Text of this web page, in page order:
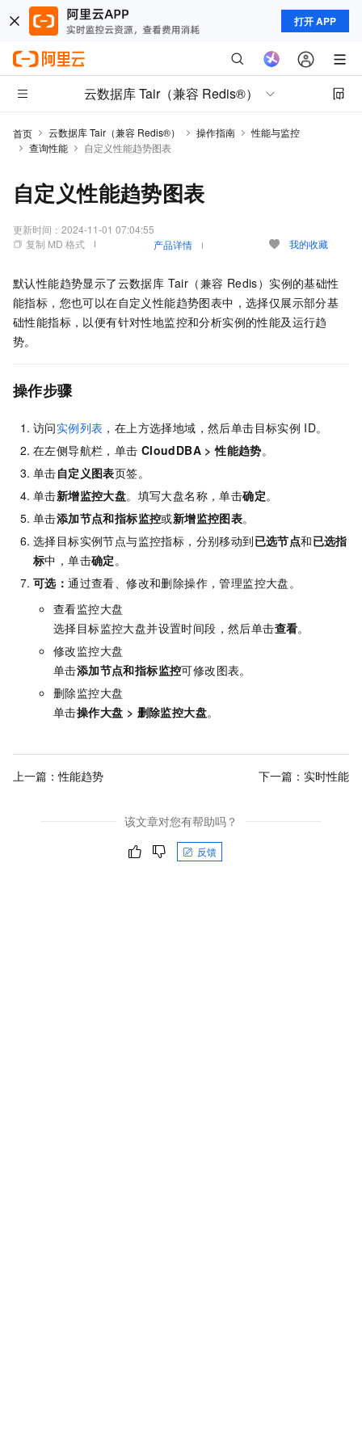
打开 APP
云数据库 Tair（兼容 Redis®）
首页 云数据库 Tair（兼容 Redis®） 操作指南
性能与监控
查询性能
自定义性能趋势图表
自定义性能趋势图表
更新时间： 2024-11-01 07:04:55
复制 MD 格式
产品详情 我的收藏
默认性能趋势显示了云数据库 Tair（兼容 Redis） 实例的基础性
能指标，您也可以在自定义性能趋势图表中，选择仅展示部分基
础性能指标，以便有针对性地监控和分析实例的性能及运行趋
势。
操作步骤
访问实例列表 ，在上方选择地域，然后单击目标实例 ID。
在左侧导航栏，单击 CloudDBA >性能趋势。
单击自定义图表页签。
单击新增监控大盘。填写大盘名称，单击确定。
单击添加节点和指标监控或新增监控图表。
选择目标实例节点与监控指标，分别移动到已选节点和已选指
标中，单击确定。
可选：通过查看、修改和删除操作，管理监控大盘。
查看监控大盘
选择目标监控大盘并设置时间段，然后单击查看。
修改监控大盘
单击添加节点和指标监控可修改图表。
删除监控大盘
单击操作大盘 > 删除监控大盘。
上一篇：性能趋势 下一篇： 实时性能
该文章对您有帮助吗？
反馈